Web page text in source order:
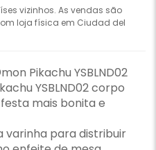
vizinhos. As vendas são
loja física em Ciudad del
Pikachu YSBLND02
YSBLND02 corpo
mais bonita e
varinha para distribuir